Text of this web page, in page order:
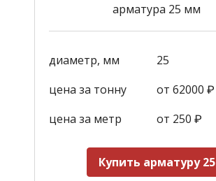
арматура 25 мм
диаметр, мм
25
цена за тонну
от 62000 ₽
цена за метр
от 250 ₽
Купить арматуру 25